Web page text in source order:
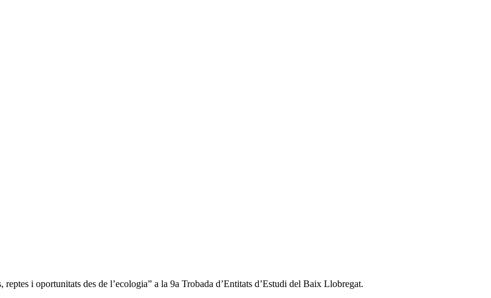
i oportunitats des de l’ecologia” a la 9a Trobada d’Entitats d’Estudi del Baix Llobregat.